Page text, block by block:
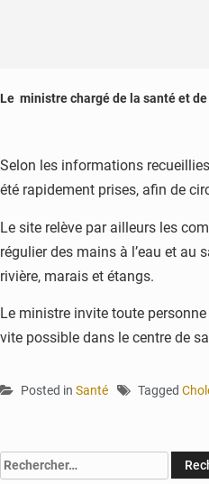
Le ministre chargé de la santé et
Selon les informations
été rapidement prises, afin de
Le site relève par ailleurs les
régulier des mains à l’eau et
rivière, marais et étangs.
Le ministre invite toute
vite possible dans le centre de
Posted in Santé Tagged
Rechercher :